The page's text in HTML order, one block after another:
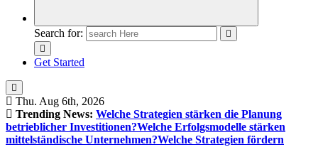
Search for:
Get Started
Thu. Aug 6th, 2026
Trending News: Welche Strategien stärken die Planung
betrieblicher Investitionen?Welche Erfolgsmodelle stärken
mittelständische Unternehmen?Welche Strategien fördern